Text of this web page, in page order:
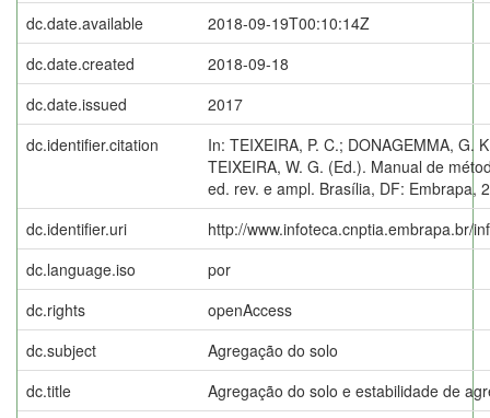
dc.date.available
2018-09-19T00:10:14Z
dc.date.created
2018-09-18
dc.date.issued
2017
dc.identifier.citation
In: TEIXEIRA, P. C.; DONAGEMMA, G.
TEIXEIRA, W. G. (Ed.). Manual de
ed. rev. e ampl. Brasília, DF: Embrapa,
dc.identifier.uri
http://www.infoteca.cnptia.embrapa.br/
dc.language.iso
por
dc.rights
openAccess
dc.subject
Agregação do solo
dc.title
Agregação do solo e estabilidade de